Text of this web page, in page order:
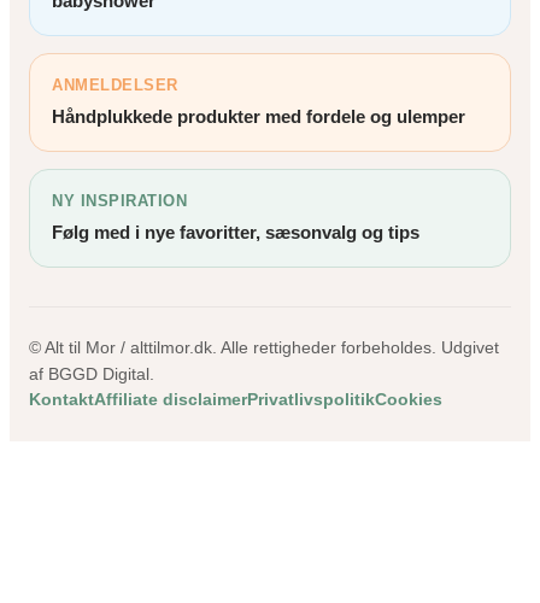
ANMELDELSER
Håndplukkede produkter med fordele og ulemper
NY INSPIRATION
Følg med i nye favoritter, sæsonvalg og tips
© Alt til Mor / alttilmor.dk. Alle rettigheder forbeholdes. Udgivet
af BGGD Digital.
KontaktAffiliate disclaimerPrivatlivspolitikCookies